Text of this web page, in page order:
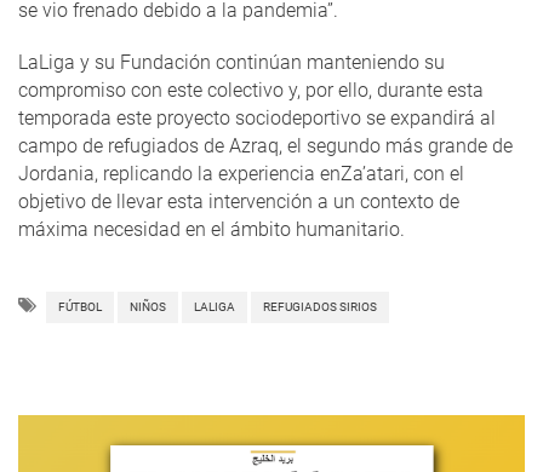
se vio frenado debido a la pandemia”.
LaLiga y su Fundación continúan manteniendo su
compromiso con este colectivo y, por ello, durante esta
temporada este proyecto sociodeportivo se expandirá al
campo de refugiados de Azraq, el segundo más grande de
Jordania, replicando la experiencia enZa’atari, con el
objetivo de llevar esta intervención a un contexto de
máxima necesidad en el ámbito humanitario.
FÚTBOL NIÑOS LALIGA REFUGIADOS SIRIOS